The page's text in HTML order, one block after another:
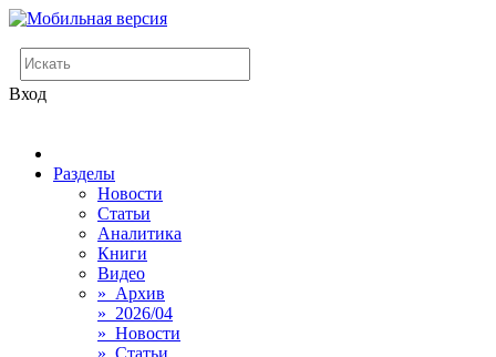
Вход
Разделы
Новости
Статьи
Аналитика
Книги
Видео
» Архив
» 2026/04
» Новости
» Статьи